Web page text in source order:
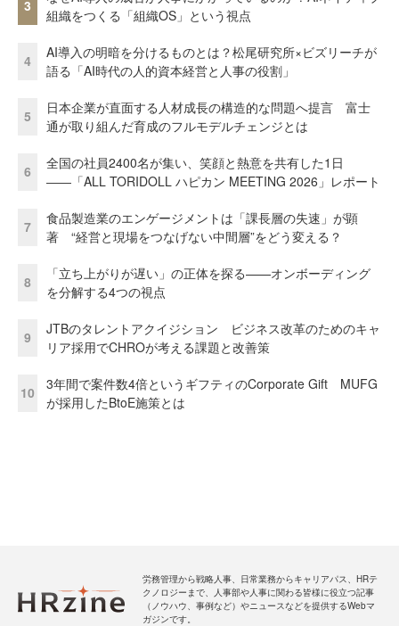
3
組織をつくる「組織OS」という視点
4
AI導入の明暗を分けるものとは？松尾研究所×ビズリーチが
語る「AI時代の人的資本経営と人事の役割」
5
日本企業が直面する人材成長の構造的な問題へ提言 富士
通が取り組んだ育成のフルモデルチェンジとは
6
全国の社員2400名が集い、笑顔と熱意を共有した1日
――「ALL TORIDOLL ハピカン MEETING 2026」レポート
7
食品製造業のエンゲージメントは「課長層の失速」が顕
著 “経営と現場をつなげない中間層”をどう変える？
8
「立ち上がりが遅い」の正体を探る——オンボーディング
を分解する4つの視点
9
JTBのタレントアクイジション ビジネス改革のためのキャ
リア採用でCHROが考える課題と改善策
10
3年間で案件数4倍というギフティのCorporate Gift MUFG
が採用したBtoE施策とは
労務管理から戦略人事、日常業務からキャリアパス、HRテ
クノロジーまで、人事部や人事に関わる皆様に役立つ記事
（ノウハウ、事例など）やニュースなどを提供するWebマ
ガジンです。